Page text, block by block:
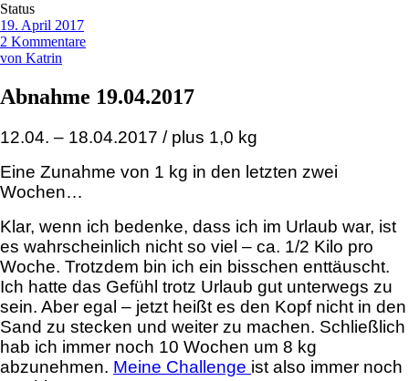
Status
19. April 2017
2 Kommentare
von Katrin
Abnahme 19.04.2017
12.04. – 18.04.2017 / plus 1,0 kg
Eine Zunahme von 1 kg in den letzten zwei
Wochen…
Klar, wenn ich bedenke, dass ich im Urlaub war, ist
es wahrscheinlich nicht so viel – ca. 1/2 Kilo pro
Woche. Trotzdem bin ich ein bisschen enttäuscht.
Ich hatte das Gefühl trotz Urlaub gut unterwegs zu
sein. Aber egal – jetzt heißt es den Kopf nicht in den
Sand zu stecken und weiter zu machen. Schließlich
hab ich immer noch 10 Wochen um 8 kg
abzunehmen. Meine Challenge ist also immer noch